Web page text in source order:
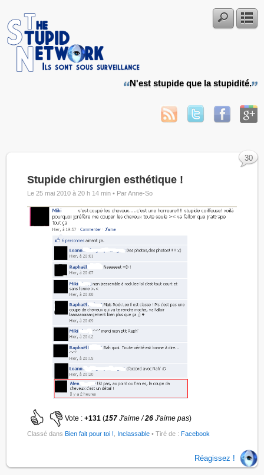
N'est stupide que la stupidité.
Stupide chirurgien esthétique !
Le 25 mai 2010 à 20 h 14 min • Par Anne-So
Vote :+131 (157J'aime /26 J'aime pas)
Classé dansBien fait pour toi ! Inclassable
30
• Tiré de :Facebook
Réagissez !